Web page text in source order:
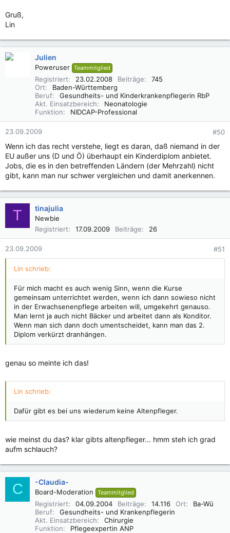
Gruß,
Lin
Julien
Poweruser Teammitglied
Registriert 23.02.2008 Beiträge
745
Ort
Baden-Württemberg
Beruf
Gesundheits- und Kinderkrankenpflegerin RbP
Akt. Einsatzbereich
Neonatologie
Funktion
NIDCAP-Professional
23.09.2009 #50
Wenn ich das recht verstehe, liegt es daran, daß niemand in der
EU außer uns (D und Ö) überhaupt ein Kinderdiplom anbietet.
Jobs, die es in den betreffenden Ländern (der Mehrzahl) nicht
gibt, kann man nur schwer vergleichen und damit anerkennen.
T tinajulia
Newbie
Registriert
17.09.2009 Beiträge 26
23.09.2009 #51
Lin schrieb:
Für mich macht es auch wenig Sinn, wenn die Kurse
gemeinsam unterrichtet werden, wenn ich dann sowieso nicht
in der Erwachsenenpflege arbeiten will, umgekehrt genauso.
Man lernt ja auch nicht Bäcker und arbeitet dann als Konditor.
Wenn man sich dann doch umentscheidet, kann man das 2.
Diplom verkürzt dranhängen.
genau so meinte ich das!
Lin schrieb:
Dafür gibt es bei uns wiederum keine Altenpfleger.
wie meinst du das? klar gibts altenpfleger... hmm steh ich grad
aufm schlauch?
C -Claudia-
Board-Moderation Teammitglied
Registriert 04.09.2004 Beiträge 14.116 Ort
Ba-Wü
Beruf
Gesundheits- und Krankenpflegerin
Akt. Einsatzbereich
Chirurgie
Funktion
Pflegeexpertin ANP